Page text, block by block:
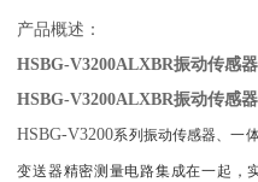
产品概述：
HSBG-V3200ALXBR振动传感
HSBG-V3200ALXBR振动传感
HSBG-V3200系列振动传感器、一
变送器精密测量电路集成在一起，